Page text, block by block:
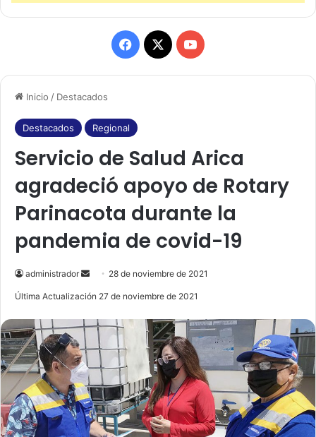
Inicio / Destacados
Destacados Regional
Servicio de Salud Arica
agradeció apoyo de Rotary
Parinacota durante la
pandemia de covid-19
administrador
e
d
m
a
i
28 de noviembre de 2021
Última Actualización 27 de noviembre de 2021
F
a
e
b
o
o
k
X
Y
o
u
b
e